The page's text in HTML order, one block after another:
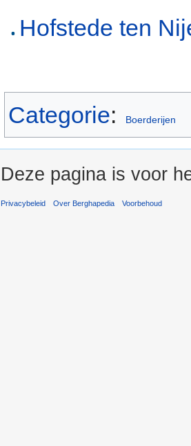
Hofstede ten
Categorie: Boerderijen
Deze pagina is voor
Privacybeleid Over Berghapedia Voorbehoud